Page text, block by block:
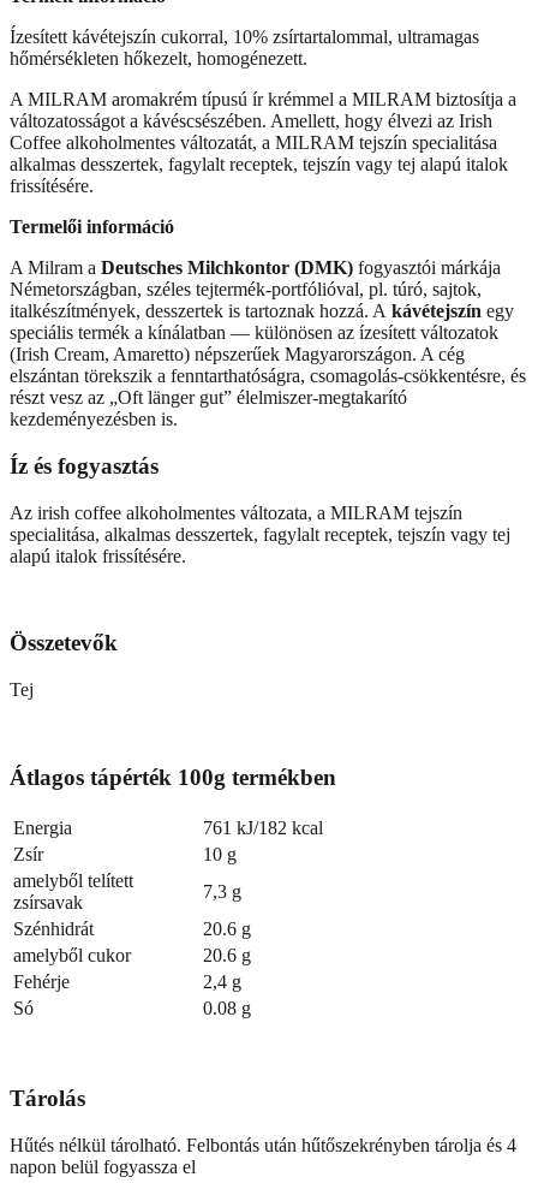
Ízesített kávétejszín cukorral, 10% zsírtartalommal, ultramagas
hőmérsékleten hőkezelt, homogénezett.
A MILRAM aromakrém típusú ír krémmel a MILRAM biztosítja a
változatosságot a kávéscsészében. Amellett, hogy élvezi az Irish
Coffee alkoholmentes változatát, a MILRAM tejszín specialitása
alkalmas desszertek, fagylalt receptek, tejszín vagy tej alapú italok
frissítésére.
Termelői információ
A Milram a Deutsches Milchkontor (DMK) fogyasztói márkája
Németországban, széles tejtermék-portfólióval, pl. túró, sajtok,
italkészítmények, desszertek is tartoznak hozzá. A kávétejszín egy
speciális termék a kínálatban — különösen az ízesített változatok
(Irish Cream, Amaretto) népszerűek Magyarországon. A cég
elszántan törekszik a fenntarthatóságra, csomagolás-csökkentésre, és
részt vesz az „Oft länger gut” élelmiszer-megtakarító
kezdeményezésben is.
Íz és fogyasztás
Az irish coffee alkoholmentes változata, a MILRAM tejszín
specialitása, alkalmas desszertek, fagylalt receptek, tejszín vagy tej
alapú italok frissítésére.
Összetevők
Tej
Átlagos tápérték 100g termékben
Energia
761 kJ/182 kcal
Zsír
10 g
amelyből telített
zsírsavak
7,3 g
Szénhidrát
20.6 g
amelyből cukor
20.6 g
Fehérje
2,4 g
Só
0.08 g
Tárolás
Hűtés nélkül tárolható. Felbontás után hűtőszekrényben tárolja és 4
napon belül fogyassza el